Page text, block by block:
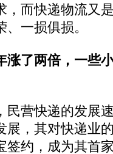
，而快递物流又
一损俱损。
涨了两倍，一些
营快递的发展
展，其对快递业
签约，成为其首